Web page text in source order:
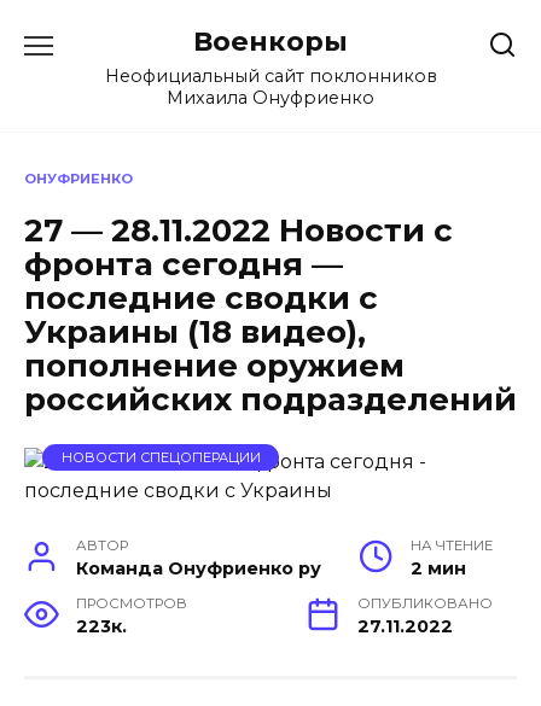
содержанию
Военкоры
Неофициальный сайт поклонников
Михаила Онуфриенко
ОНУФРИЕНКО
27 — 28.11.2022 Новости с
фронта сегодня —
последние сводки с
Украины (18 видео),
пополнение оружием
российских подразделений
НОВОСТИ СПЕЦОПЕРАЦИИ
АВТОР
Команда Онуфриенко ру
НА ЧТЕНИЕ
2 мин
ПРОСМОТРОВ
223к.
ОПУБЛИКОВАНО
27.11.2022